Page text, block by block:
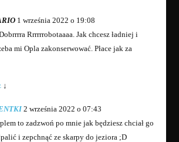
1 września 2022 o 19:08
Rrrrrrobotaaaa. Jak chcesz ładniej i
mi Opla zakonserwować. Płace jak za
↓
2 września 2022 o 07:43
to zadzwoń po mnie jak będziesz chciał go
i zepchnąć ze skarpy do jeziora ;D